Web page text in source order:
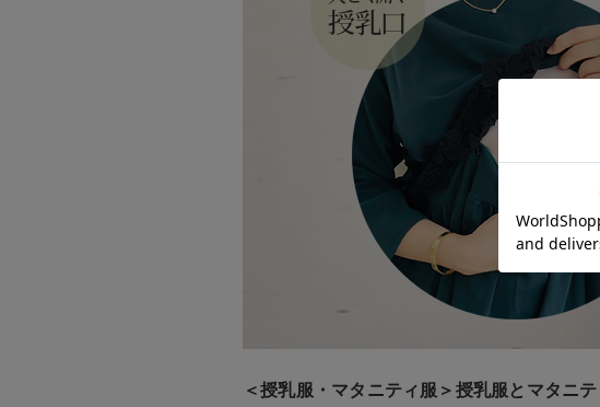
＜授乳服・マタニティ服＞授乳服とマタニ